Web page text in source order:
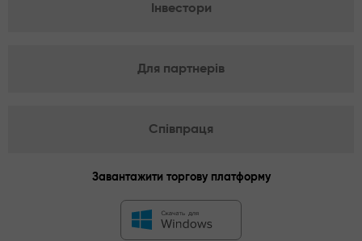
Інвестори
Для партнерів
Співпраця
Завантажити торгову платформу